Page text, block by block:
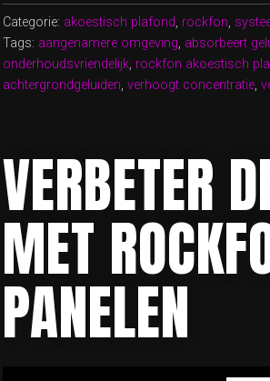
ROCKFON
AKOESTISCH
PLAFOND
UW
Categorie: akoestisch plafond, rockfon,
Tags: aangenamere omgeving, absorbeert
onderhoudsvriendelijk, rockfon akoestisch
achtergrondgeluiden, verhoogt concentratie,
VERBETER
MET
PANELEN